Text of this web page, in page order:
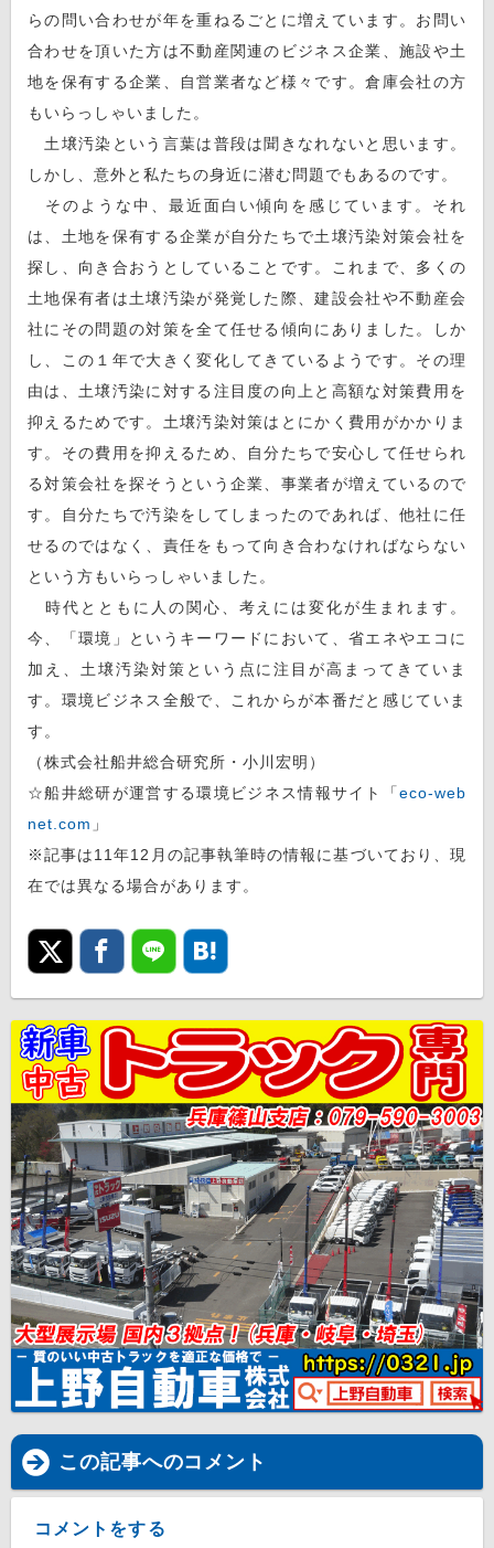
らの問い合わせが年を重ねるごとに増えています。お問い
合わせを頂いた方は不動産関連のビジネス企業、施設や土
地を保有する企業、自営業者など様々です。倉庫会社の方
もいらっしゃいました。
土壌汚染という言葉は普段は聞きなれないと思います。
しかし、意外と私たちの身近に潜む問題でもあるのです。
そのような中、最近面白い傾向を感じています。それ
は、土地を保有する企業が自分たちで土壌汚染対策会社を
探し、向き合おうとしていることです。これまで、多くの
土地保有者は土壌汚染が発覚した際、建設会社や不動産会
社にその問題の対策を全て任せる傾向にありました。しか
し、この１年で大きく変化してきているようです。その理
由は、土壌汚染に対する注目度の向上と高額な対策費用を
抑えるためです。土壌汚染対策はとにかく費用がかかりま
す。その費用を抑えるため、自分たちで安心して任せられ
る対策会社を探そうという企業、事業者が増えているので
す。自分たちで汚染をしてしまったのであれば、他社に任
せるのではなく、責任をもって向き合わなければならない
という方もいらっしゃいました。
時代とともに人の関心、考えには変化が生まれます。
今、「環境」というキーワードにおいて、省エネやエコに
加え、土壌汚染対策という点に注目が高まってきていま
す。環境ビジネス全般で、これからが本番だと感じていま
す。
（株式会社船井総合研究所・小川宏明）
☆船井総研が運営する環境ビジネス情報サイト「eco-web
net.com 」
※記事は11年12月の記事執筆時の情報に基づいており、現
在では異なる場合があります。
この記事へのコメント
コメントをする